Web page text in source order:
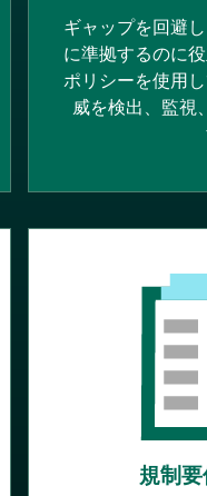
ギャップを回避
に準拠するのに
ポリシーを使用
威を検出、監視
規制